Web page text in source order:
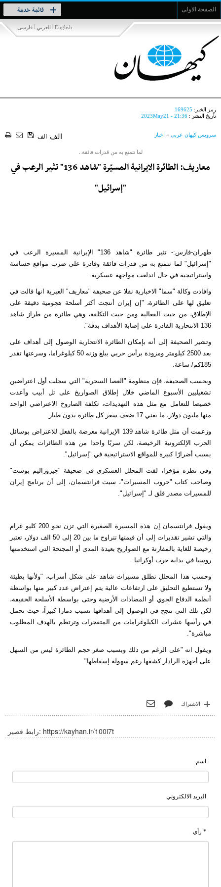
الصفحة الاولى قائمة خدمة
Toggle
navigation
فارسی | العربي | English
رمز الخبر: 169625
تأريخ النشر : 2023May21 - 21:36
سرویس کیهان عربی » اخبار الف الف
لما تتمتع به من قدرات فائقة..
معاريف: الطائرة الايرانية المسيّرة "شاهد 136" تثير الرعب في
"إسرائيل"
طهران-فارس:- تثير طائرة "شاهد 136" الإيرانية المسيرة الرعب في
"إسرائيل" لما تتمتع به من قدرات فائقة وقادرة على ضرب مواقع حساسة
واستراتيجية في حال اندلعت مواجهة عسكرية.
وافادت وكالة "سما" الاخبارية نقلا عن صحيفة "معاريف" العبرية انها قالت في
تعليق لها على الطائرة، "إن إيران أنتجت أكثر أسلحة هجومية دقيقة على
الإطلاق، من حيث الفعالية ومن حيث التكلفة، وهي طائرة من طراز شاهد
136 الانتحارية القادرة على إصابة الأهداف بدقة".
وتشير الصحيفة إلى أنه بإمكان الطائرة الانتحارية الوصول إلى أهداف على
بعد 2500 كيلومتر ومزودة برأس حربي يبلغ وزنه 50 كيلوغراما، وسرعتها تقدر
185كم/ ساعة.
وبحسب الصحيفة، فإن منظومة "العصا السحرية" التي سجلت أول اعتراضين
تشغيليين الأسبوع الماضي خلال إطلاق الصواريخ على تل أبيب وأعدت
خصيصا للتعامل مع مثل هذه التهديدات، تكلفة الصاروخ الاعتراضي الواحد
منها مليون دولار، ما يعني 17 ضعف سعر كل طائرة بدون طيار.
وزعمت أن مثل طائرة شاهد 139 الإيرانية معرضة بالفعل للاعتراض بوسائل
الحرب الإلكترونية الرخيصة، لكن سربًا واحدا من هذه الطائرات يمكن أن
يسبب أضرارًا كبيرة للمواقع الاستراتيجية في "إسرائيل".
وفي نظره مؤخرا، لفت المحلل العسكري في صحيفة "جيروزاليم بوست"
وصاحب كتاب "حروب المسيرات"، سيث فرانتسمان، إلى أن برنامج إيران
للمسيرات مصدر قلق لـ "إسرائيل".
ويقول فرانتسمان إن هذه المسيرة الصغيرة التي تزن نحو 200 كليو غرام
والتي تشير تقديرات إلى أن قيمتها تتراوح ما بين 20 إلى 50 الف دولار، تعتبر
رخيصة للغاية بالمقارنة مع الصواريخ بعيدة المدى أو المجنحة التي استخدمتها
روسيا في بداية حرب أوكرانيا.
وحسب هذا المحلل تطلق مسيرات شاهد على شكل أسراب، "ولأنها بطيئة
ولا تستطيع التحليق على ارتفاعات عالية يتم إعتراض عدد كبير منها بواسطة
أنظمة الدفاع الجوي أو المضادات الأرضية وحتى بواسطة الأسلحة الخفيفة،
لكن تلك التي تنجح في الوصول إلى أهدافها تسبب دمارا كبيراً، حيث تحمل
في رأسها عشرات الكيلوغرامات من المتفجرات وترتطم بالهدف المطلوب
مباشرة".
ويقول انه "على الرغم من ذلك وبسبب صغر حجم الطائرة ليس من السهل
على أجهزة الرادار كشفها رغم سهولة إسقاطها".
الاشتراك
رابط قصير: https://kayhan.ir/100i7t
اسم
البريد الالكتروني
* رأي